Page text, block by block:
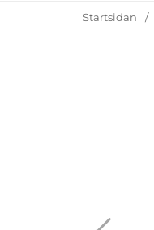
Startsidan